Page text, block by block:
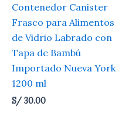
Contenedor Canister
Frasco para Alimentos
de Vidrio Labrado con
Tapa de Bambú
Importado Nueva York
1200 ml
S/30.00